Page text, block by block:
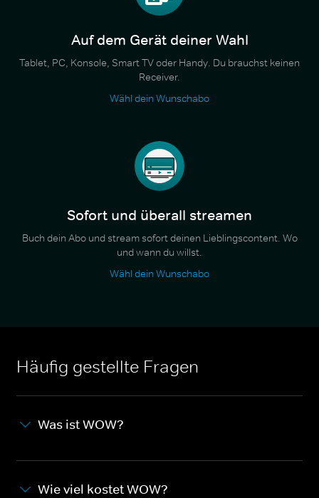
Auf dem Gerät deiner Wahl
Tablet, PC, Konsole, Smart TV oder Handy. Du brauchst keinen
Receiver.
Wähl dein Wunschabo
Sofort und überall streamen
Buch dein Abo und stream sofort deinen Lieblingscontent. Wo
und wann du willst.
Wähl dein Wunschabo
Häufig gestellte Fragen
Was ist WOW?
Wie viel kostet WOW?